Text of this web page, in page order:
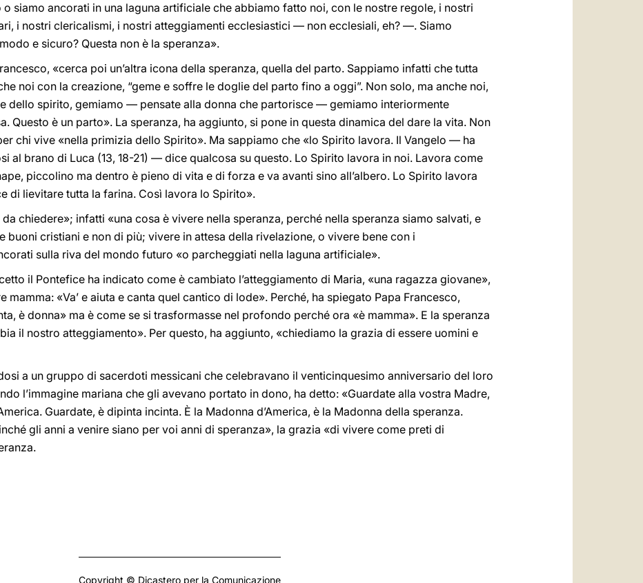
o siamo ancorati in una laguna artificiale che abbiamo fatto noi, con le nostre regole, i nostri
i nostri clericalismi, i nostri atteggiamenti ecclesiastici — non ecclesiali, eh? —. Siamo
e sicuro? Questa non è la speranza».
«cerca poi un’altra icona della speranza, quella del parto. Sappiamo infatti che tutta
noi con la creazione, “geme e soffre le doglie del parto fino a oggi”. Non solo, ma anche noi,
dello spirito, gemiamo — pensate alla donna che partorisce — gemiamo interiormente
Questo è un parto». La speranza, ha aggiunto, si pone in questa dinamica del dare la vita. Non
chi vive «nella primizia dello Spirito». Ma sappiamo che «lo Spirito lavora. Il Vangelo — ha
al brano di Luca (13, 18-21) — dice qualcosa su questo. Lo Spirito lavora in noi. Lavora come
piccolino ma dentro è pieno di vita e di forza e va avanti sino all’albero. Lo Spirito lavora
di lievitare tutta la farina. Così lavora lo Spirito».
chiedere»; infatti «una cosa è vivere nella speranza, perché nella speranza siamo salvati, e
buoni cristiani e non di più; vivere in attesa della rivelazione, o vivere bene con i
sulla riva del mondo futuro «o parcheggiati nella laguna artificiale».
il Pontefice ha indicato come è cambiato l’atteggiamento di Maria, «una ragazza giovane»,
mamma: «Va’ e aiuta e canta quel cantico di lode». Perché, ha spiegato Papa Francesco,
è donna» ma è come se si trasformasse nel profondo perché ora «è mamma». E la speranza
il nostro atteggiamento». Per questo, ha aggiunto, «chiediamo la grazia di essere uomini e
a un gruppo di sacerdoti messicani che celebravano il venticinquesimo anniversario del loro
l’immagine mariana che gli avevano portato in dono, ha detto: «Guardate alla vostra Madre,
Guardate, è dipinta incinta. È la Madonna d’America, è la Madonna della speranza.
gli anni a venire siano per voi anni di speranza», la grazia «di vivere come preti di
Copyright © Dicastero per la Comunicazione